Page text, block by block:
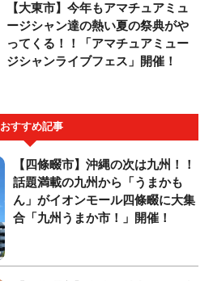
【大東市】今年もアマチュアミュ
ージシャン達の熱い夏の祭典がや
ってくる！！「アマチュアミュー
ジシャンライブフェス」開催！
おすすめ記事
【四條畷市】沖縄の次は九州！！
話題満載の九州から「うまかも
ん」がイオンモール四條畷に大集
合「九州うまか市！」開催！